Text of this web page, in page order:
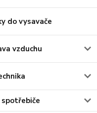
do vysavače
vzduchu